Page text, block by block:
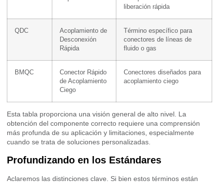
liberación rápida
QDC
Acoplamiento de
Desconexión
Rápida
Término específico para
conectores de líneas de
fluido o gas
BMQC
Conector Rápido
de Acoplamiento
Ciego
Conectores diseñados para
acoplamiento ciego
Esta tabla proporciona una visión general de alto nivel. La
obtención del componente correcto requiere una comprensión
más profunda de su aplicación y limitaciones, especialmente
cuando se trata de soluciones personalizadas.
Profundizando en los Estándares
Aclaremos las distinciones clave. Si bien estos términos están